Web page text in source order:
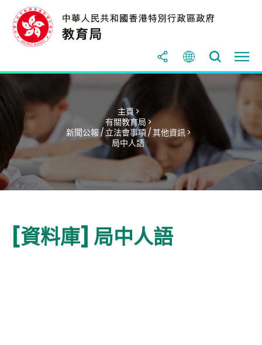
主頁 >
有關教育局 >
新聞公報 / 立法會事項 / 其他資訊 >
局中人語
[資料庫] 局中人語